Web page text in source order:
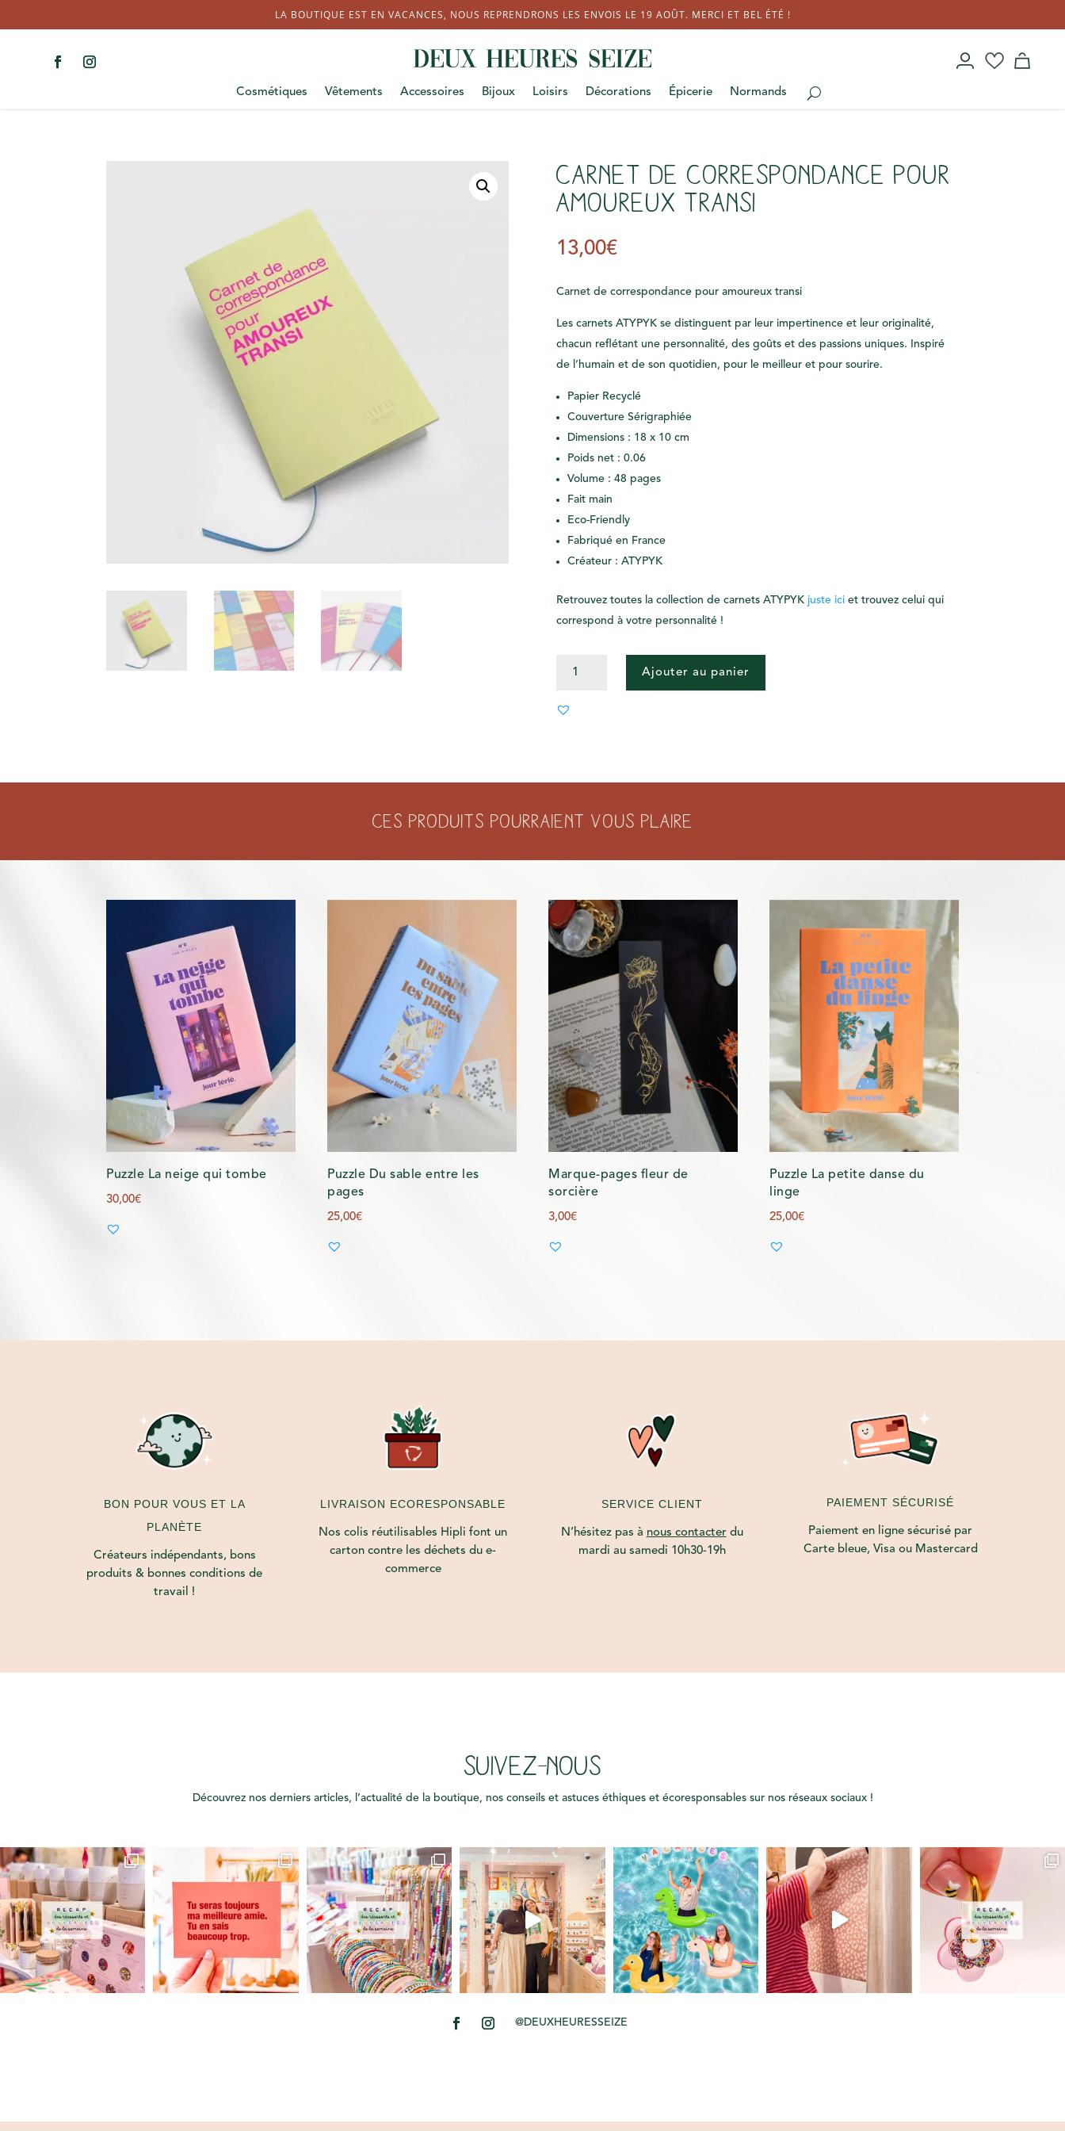
LA BOUTIQUE EST EN VACANCES, NOUS REPRENDRONS LES ENVOIS LE 19 AOÛT. MERCI ET BEL ÉTÉ !
Cosmétiques Vêtements Accessoires Bijoux Loisirs Décorations Épicerie Normands
Carnet de correspondance pour
amoureux transi
13,00€
Carnet de correspondance pour amoureux transi
Les carnets ATYPYK se distinguent par leur impertinence et leur originalité,
chacun reflétant une personnalité, des goûts et des passions uniques. Inspiré
de l’humain et de son quotidien, pour le meilleur et pour sourire.
Papier Recyclé
Couverture Sérigraphiée
Dimensions : 18 x 10 cm
Poids net : 0.06
Volume : 48 pages
Fait main
Eco-Friendly
Fabriqué en France
Créateur : ATYPYK
Retrouvez toutes la collection de carnets ATYPYK juste iciet trouvez celui qui
correspond à votre personnalité !
DE
Ajouter au panier
Ces produits pourraient vous plaire
Puzzle La neige qui tombe
30,00€
Puzzle Du sable entre les
pages
25,00€
Marque-pages fleur de
sorcière
3,00€
Puzzle La petite danse du
linge
25,00€
BON POUR VOUS ET LA
PLANÈTE
Créateurs indépendants, bons
produits & bonnes conditions de
travail !
LIVRAISON ECORESPONSABLE
Nos colis réutilisables Hipli font un
carton contre les déchets du e-
commerce
SERVICE CLIENT
N’hésitez pas à nous contacter du
mardi au samedi 10h30-19h
PAIEMENT SÉCURISÉ
Paiement en ligne sécurisé par
Carte bleue, Visa ou Mastercard
SUIVEZ-NOUS
Découvrez nos derniers articles, l’actualité de la boutique, nos conseils et astuces éthiques et écoresponsables sur nos réseaux sociaux !
@DEUXHEURESSEIZE